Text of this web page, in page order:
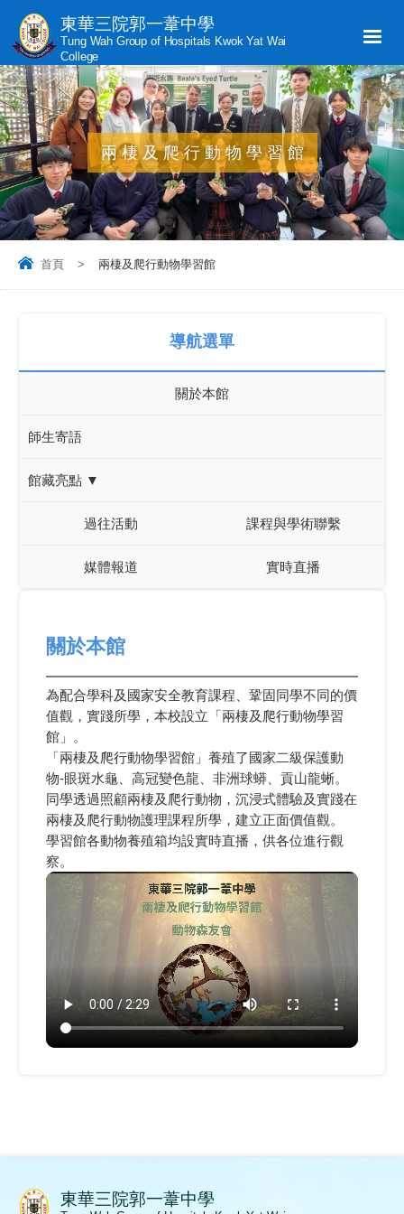
東華三院郭一葦中學
Tung Wah Group of Hospitals Kwok Yat Wai
College
兩棲及爬行動物學習館
首頁 > 兩棲及爬行動物學習館
導航選單
關於本館
師生寄語
館藏亮點 ▼
過往活動 課程與學術聯繫
媒體報道 實時直播
關於本館
為配合學科及國家安全教育課程、鞏固同學不同的價
值觀，實踐所學，本校設立「兩棲及爬行動物學習
館」。
「兩棲及爬行動物學習館」養殖了國家⼆級保護動
物-眼斑水龜、高冠變色龍、非洲球蟒、貢山龍蜥。
同學透過照顧兩棲及爬行動物，沉浸式體驗及實踐在
兩棲及爬行動物護理課程所學，建立正面價值觀。
學習館各動物養殖箱均設實時直播，供各位進行觀
察。
東華三院郭一葦中學